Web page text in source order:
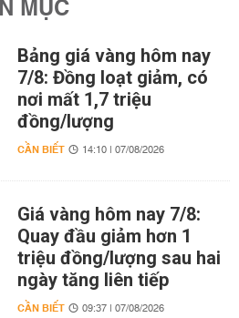
MỤC
Bảng giá vàng hôm nay
7/8: Đồng loạt giảm, có
nơi mất 1,7 triệu
đồng/lượng
CẦN BIẾT 14:10 | 07/08/2026
Giá vàng hôm nay 7/8:
Quay đầu giảm hơn 1
triệu đồng/lượng sau hai
ngày tăng liên tiếp
CẦN BIẾT 09:37 | 07/08/2026